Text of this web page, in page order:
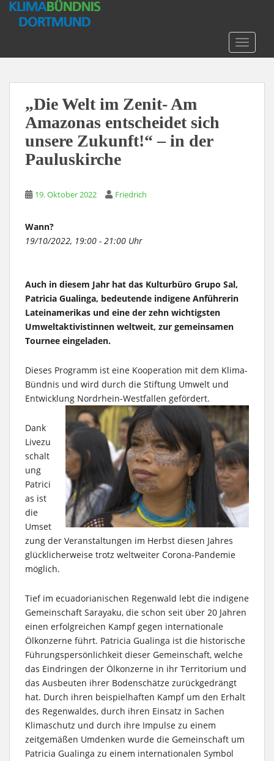
„Die Welt im Zenit- Am
Amazonas entscheidet sich
unsere Zukunft!“ – in der
Pauluskirche
19. Oktober 2022 Friedrich
Wann?
19/10/2022, 19:00 - 21:00 Uhr
Auch in diesem Jahr hat das Kulturbüro Grupo Sal,
Patricia Gualinga, bedeutende indigene Anführerin
Lateinamerikas und eine der zehn wichtigsten
Umweltaktivistinnen weltweit, zur gemeinsamen
Tournee eingeladen.
Dieses Programm ist eine Kooperation mit dem Klima-
Bündnis und wird durch die Stiftung Umwelt und
Entwicklung Nordrhein-Westfallen gefördert.
Dank
Livezu
schalt
ung
Patrici
as ist
die
Umset
zung der Veranstaltungen im Herbst diesen Jahres
glücklicherweise trotz weltweiter Corona-Pandemie
möglich.
Tief im ecuadorianischen Regenwald lebt die indigene
Gemeinschaft Sarayaku, die schon seit über 20 Jahren
einen erfolgreichen Kampf gegen internationale
Ölkonzerne führt. Patricia Gualinga ist die historische
Führungspersönlichkeit dieser Gemeinschaft, welche
das Eindringen der Ölkonzerne in ihr Territorium und
das Ausbeuten ihrer Bodenschätze zurückgedrängt
hat. Durch ihren beispielhaften Kampf um den Erhalt
des Regenwaldes, durch ihren Einsatz in Sachen
Klimaschutz und durch ihre Impulse zu einem
zeitgemäßen Umdenken wurde die Gemeinschaft um
Patricia Gualinga zu einem internationalen Symbol